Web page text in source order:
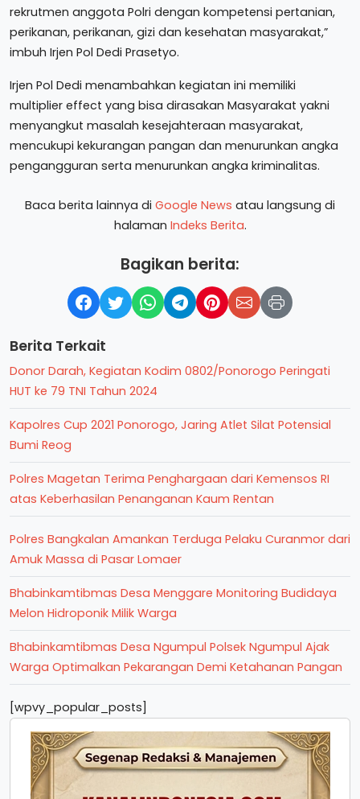
rekrutmen anggota Polri dengan kompetensi pertanian,
perikanan, perikanan, gizi dan kesehatan masyarakat,”
imbuh Irjen Pol Dedi Prasetyo.
Irjen Pol Dedi menambahkan kegiatan ini memiliki
multiplier effect yang bisa dirasakan Masyarakat yakni
menyangkut masalah kesejahteraan masyarakat,
mencukupi kekurangan pangan dan menurunkan angka
pengangguran serta menurunkan angka kriminalitas.
Baca berita lainnya di Google News atau langsung di
halaman Indeks Berita.
Bagikan berita:
Berita Terkait
Donor Darah, Kegiatan Kodim 0802/Ponorogo Peringati
HUT ke 79 TNI Tahun 2024
Kapolres Cup 2021 Ponorogo, Jaring Atlet Silat Potensial
Bumi Reog
Polres Magetan Terima Penghargaan dari Kemensos RI
atas Keberhasilan Penanganan Kaum Rentan
Polres Bangkalan Amankan Terduga Pelaku Curanmor dari
Amuk Massa di Pasar Lomaer
Bhabinkamtibmas Desa Menggare Monitoring Budidaya
Melon Hidroponik Milik Warga
Bhabinkamtibmas Desa Ngumpul Polsek Ngumpul Ajak
Warga Optimalkan Pekarangan Demi Ketahanan Pangan
[wpvy_popular_posts]